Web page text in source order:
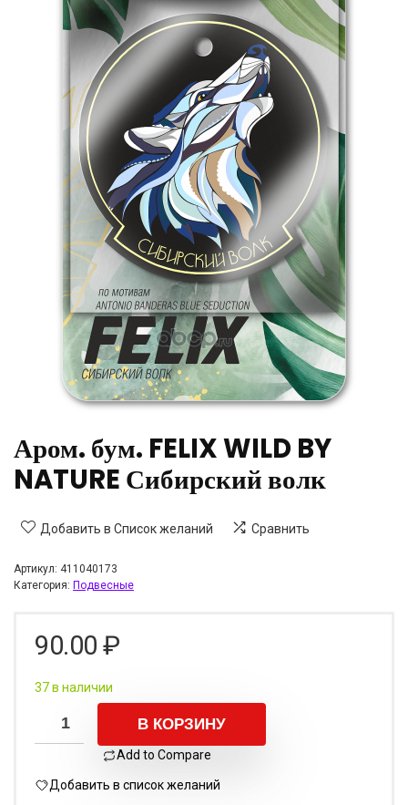
Аром. бум. FELIX WILD BY
NATURE Сибирский волк
Добавить в Список желаний Сравнить
Артикул: 411040173
Категория: Подвесные
90.00 ₽
37 в наличии
В КОРЗИНУ
Add to Compare
Добавить в список желаний